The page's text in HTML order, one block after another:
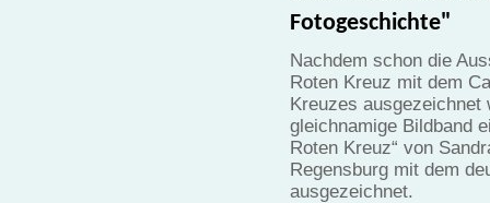
Fotogeschichte"
Nachdem schon die
Roten Kreuz mit dem
Kreuzes ausgezeichnet
gleichnamige Bildband
Roten Kreuz“ von
Regensburg mit dem
ausgezeichnet.